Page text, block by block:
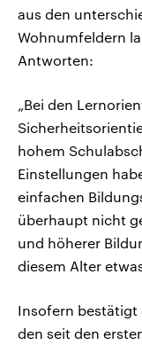
aus den
Wohnumfeldern
Antworten:
„Bei den
hohem
Einstellungen
einfachen
überhaupt nicht
und höherer
diesem Alter
Insofern bestätigt
den seit den